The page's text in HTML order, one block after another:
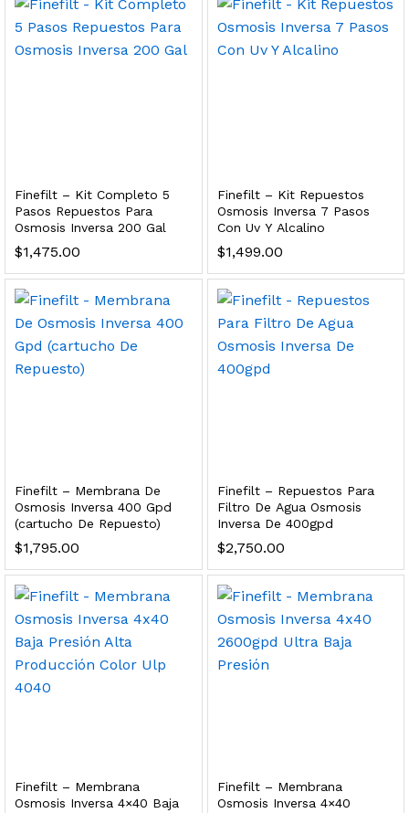
Finefilt – Kit Completo 5
Pasos Repuestos Para
Osmosis Inversa 200 Gal
$1,475.00
Finefilt – Kit Repuestos
Osmosis Inversa 7 Pasos
Con Uv Y Alcalino
$1,499.00
Finefilt – Membrana De
Osmosis Inversa 400 Gpd
(cartucho De Repuesto)
$1,795.00
Finefilt – Repuestos Para
Filtro De Agua Osmosis
Inversa De 400gpd
$2,750.00
Finefilt – Membrana
Osmosis Inversa 4×40 Baja
Finefilt – Membrana
Osmosis Inversa 4×40
L/h, con filtración Welltek WT-WFS600-3S
Leer más
grifo y filtración Welltek WT-PWDF-600A
filtración, UV y contador Welltek WT-WFS-BF
Leer más
y filtración Welltek WT-WDF-30M